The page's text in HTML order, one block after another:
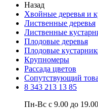
Назад
Хвойные деревья и
Лиственные деревья
Лиственные
Плодовые деревья
Плодовые
Крупномеры
Рассада цветов
Сопутствующий
8 343 213 13 85
Пн-Вс с 9.00 до 19.00